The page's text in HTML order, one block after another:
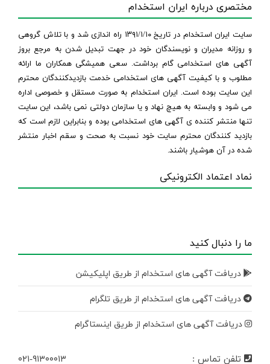
مختصری درباره ایران استخدام
سایت ایران استخدام در تاریخ ۱۳۹۱/۱/۱۰ راه اندازی شد و با تلاش گروهی
و روزانه مدیران و نویسندگان خود در جهت تبدیل شدن به مرجع بروز
آگهی های استخدامی گام برداشت. سعی همیشگی همکاران ما ارائه
مطلوب و با کیفیت آگهی های استخدامی خدمت بازدیدکنندگان محترم
این سایت بوده است. ایران استخدام به صورت مستقل و خصوصی اداره
می شود و وابسته به هیچ نهاد و یا سازمان دولتی نمی باشد، این سایت
تنها منتشر کننده ی آگهی های استخدامی بوده و بنابراین لازم است که
بازدید کنندگان محترم سایت خود نسبت به صحت و سقم اخبار منتشر
شده در آن هوشیار باشند.
نماد اعتماد الکترونیکی
ما را دنبال کنید
دریافت آگهی های استخدام از طریق اپلیکیشن
دریافت آگهی های استخدام از طریق تلگرام
دریافت آگهی های استخدام از طریق اینستاگرام
تلفن تماس : ۰۲۱-۹۱۳۰۰۰۱۳